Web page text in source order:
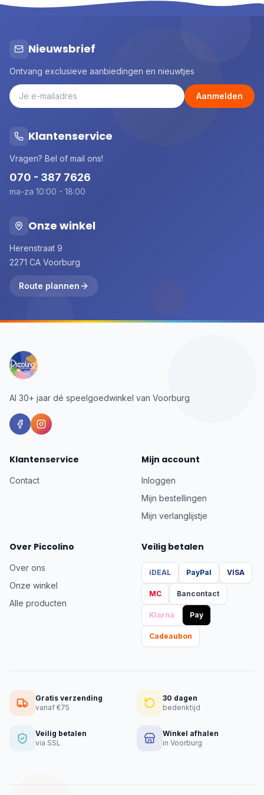
Nieuwsbrief
Ontvang exclusieve aanbiedingen en nieuwtjes
Aanmelden
Klantenservice
Vragen? Bel of mail ons!
070 - 387 7626
ma-za 10:00 - 18:00
Onze winkel
Herenstraat 9
2271 CA Voorburg
Route plannen
Al 30+ jaar dé speelgoedwinkel van Voorburg
Klantenservice
Contact
Mijn account
Inloggen
Mijn bestellingen
Mijn verlanglijstje
Over Piccolino
Over ons
Onze winkel
Alle producten
Veilig betalen
iDEAL PayPal VISA
MC Bancontact
Klarna Pay
Cadeaubon
Gratis verzending
vanaf €75
30 dagen
bedenktijd
Veilig betalen
via SSL
Winkel afhalen
in Voorburg